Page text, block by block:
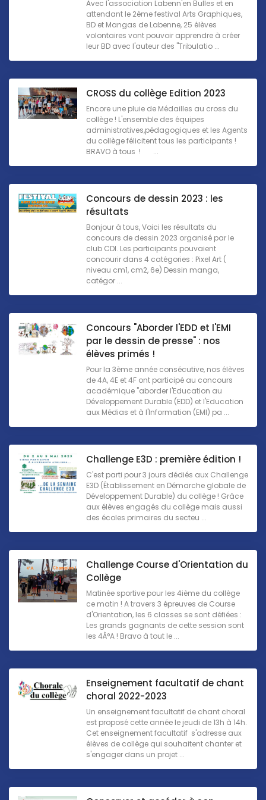
Avec l'association Labenn'en Bulles et en
attendant le 2ème festival Arts Graphiques,
BD et Mangas de Labenne, 25 élèves
volontaires vont pouvoir apprendre à créer
leur BD avec l'auteur des "Tribulatio ...
CROSS du collège Edition 2023
Encore une pluie de Médailles au cross du
collège ! L'ensemble des équipes
administratives,pédagogiques et les Agents
du collège félicitent tous les participants !
BRAVO à tous ! ...
Concours de dessin 2023 : les
résultats
Bonjour à tous, Voici les résultats du
concours de dessin 2023 organisé par le
club CDI. Les participants pouvaient
concourir dans 4 catégories : Pixel Art (
niveau cm1, cm2, 6e) Dessin manga,
catégor ...
Concours "Aborder l'EDD et l'EMI
par le dessin de presse" : nos
élèves primés !
Pour la 3ème année consécutive, nos élèves
de 4A, 4E et 4F ont participé au concours
académique "aborder l'Education au
Développement Durable (EDD) et l'Education
aux Médias et à l'Information (EMI) pa ...
Challenge E3D : première édition !
C'est parti pour 3 jours dédiés aux Challenge
E3D (Établissement en Démarche globale de
Développement Durable) du collège ! Grâce
aux élèves engagés du collège mais aussi
des écoles primaires du secteu ...
Challenge Course d'Orientation du
Collège
Matinée sportive pour les 4ième du collège
ce matin ! A travers 3 épreuves de Course
d'Orientation, les 6 classes se sont défiées :
Les grands gagnants de cette session sont
les 4Â°A ! Bravo à tout le ...
Enseignement facultatif de chant
choral 2022-2023
Un enseignement facultatif de chant choral
est proposé cette année le jeudi de 13h à 14h.
Cet enseignement facultatif s'adresse aux
élèves de collège qui souhaitent chanter et
s'engager dans un projet ...